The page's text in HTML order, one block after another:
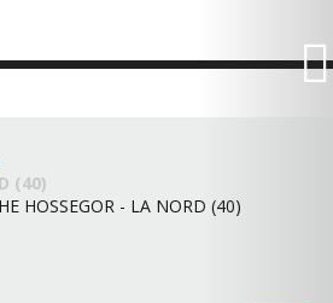
(40)
HOSSEGOR - LA NORD (40)